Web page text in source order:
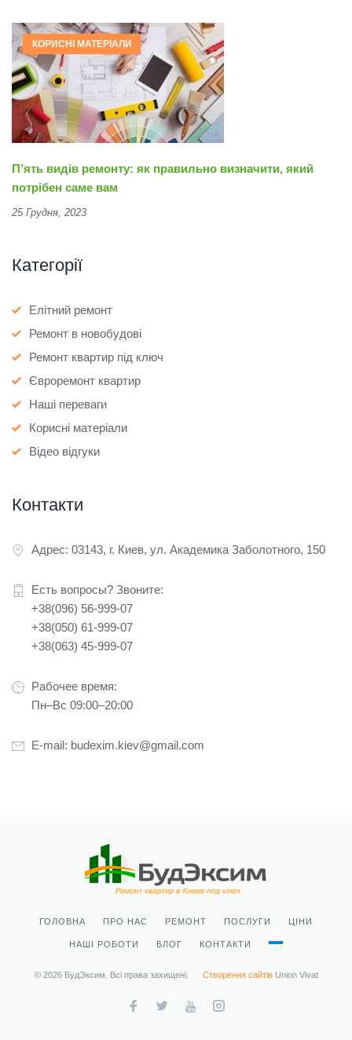
КОРИСНІ МАТЕРІАЛИ
П’ять видів ремонту: як правильно визначити, який
потрібен саме вам
25 Грудня, 2023
Категорії
Елітний ремонт
Ремонт в новобудові
Ремонт квартир під ключ
Євроремонт квартир
Наші переваги
Корисні матеріали
Відео відгуки
Контакти
Адрес: 03143, г. Киев, ул. Академика Заболотного, 150
Есть вопросы? Звоните:
+38(096) 56-999-07
+38(050) 61-999-07
+38(063) 45-999-07
Рабочее время:
Пн–Вс 09:00–20:00
E-mail: budexim.kiev@gmail.com
ГОЛОВНА ПРО НАС РЕМОНТ ПОСЛУГИ ЦІНИ
НАШІ РОБОТИ БЛОГ КОНТАКТИ
© 2026 БудЭксим. Всі права захищені. Створення сайтівUnion Vivat